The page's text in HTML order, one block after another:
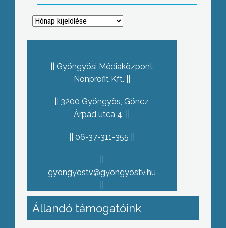
Archívum
Gyöngyösi Médiaközpont
Nonprofit Kft.
3200 Gyöngyös, Göncz
Árpád utca 4.
06-37-311-355
gyongyostv@gyongyostv.hu
Állandó támogatóink